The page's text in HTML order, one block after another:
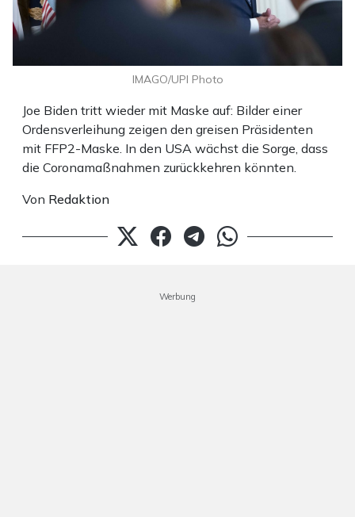
Joe Biden tritt wieder mit Maske auf: Bilder einer
Ordensverleihung zeigen den greisen Präsidenten
mit FFP2-Maske. In den USA wächst die Sorge, dass
die Coronamaßnahmen zurückkehren könnten.
Von Redaktion
IMAGO/UPI Photo
Werbung